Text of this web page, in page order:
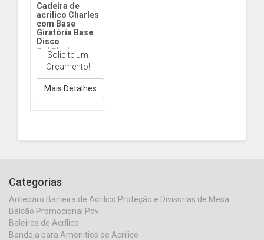
Cadeira de
acrilico Charles
com Base
Giratória Base
Disco
Cad Charles
Giratória Disco
Solicite um
Orçamento!
Mais Detalhes
Categorias
Anteparo Barreira de Acrilico Proteção e Divisorias de Mesa
Balcão Promocional Pdv
Baleiros de Acrílico
Bandeja para Amenities de Acrílico